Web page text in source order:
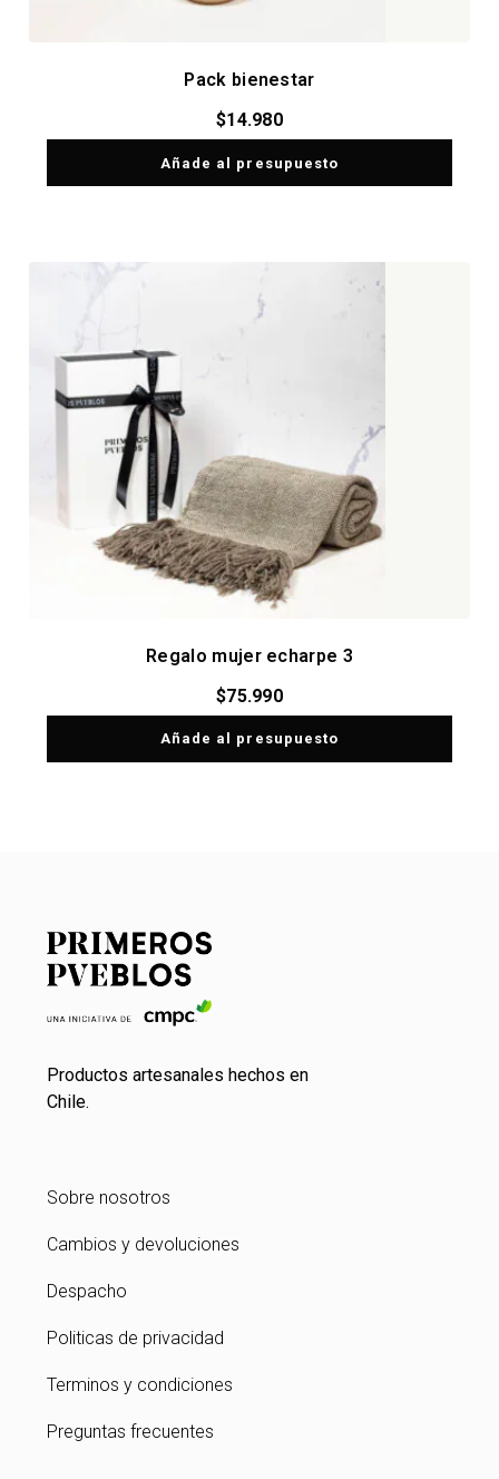
Pack bienestar
$14.980
Añade al presupuesto
Regalo mujer echarpe 3
$75.990
Añade al presupuesto
Productos artesanales hechos en
Chile.
Sobre nosotros
Cambios y devoluciones
Despacho
Politicas de privacidad
Terminos y condiciones
Preguntas frecuentes